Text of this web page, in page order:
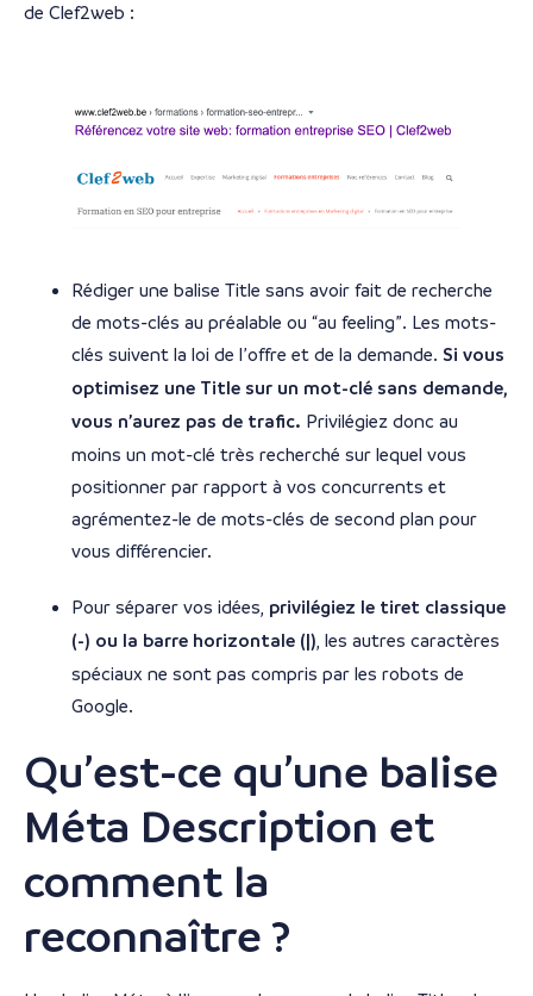
de Clef2web :
Rédiger une balise Title sans avoir fait de recherche
de mots-clés au préalable ou “au feeling”. Les mots-
clés suivent la loi de l’offre et de la demande. Si vous
optimisez une Title sur un mot-clé sans demande,
vous n’aurez pas de trafic. Privilégiez donc au
moins un mot-clé très recherché sur lequel vous
positionner par rapport à vos concurrents et
agrémentez-le de mots-clés de second plan pour
vous différencier.
Pour séparer vos idées, privilégiez le tiret classique
(-) ou la barre horizontale (|) , les autres caractères
spéciaux ne sont pas compris par les robots de
Google.
Qu’est-ce qu’une balise
Méta Description et
comment la
reconnaître ?